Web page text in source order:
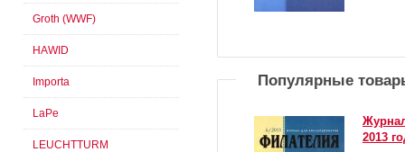
Популярные
2013
Groth (WWF)
HAWID
Importa
LaPe
LEUCHTTURM